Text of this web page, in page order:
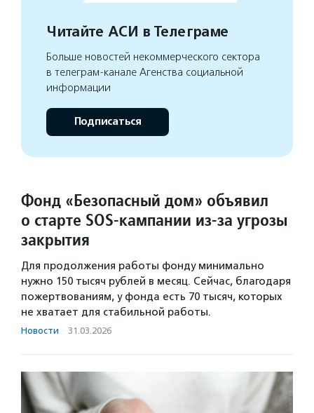
Читайте АСИ в Телеграме
Больше новостей некоммерческого сектора
в телеграм-канале Агенства социальной
информации
Подписаться
Фонд «Безопасный дом» объявил
о старте SOS-кампании из-за угрозы
закрытия
Для продолжения работы фонду минимально
нужно 150 тысяч рублей в месяц. Сейчас, благодаря
пожертвованиям, у фонда есть 70 тысяч, которых
не хватает для стабильной работы.
Новости · 31.03.2026